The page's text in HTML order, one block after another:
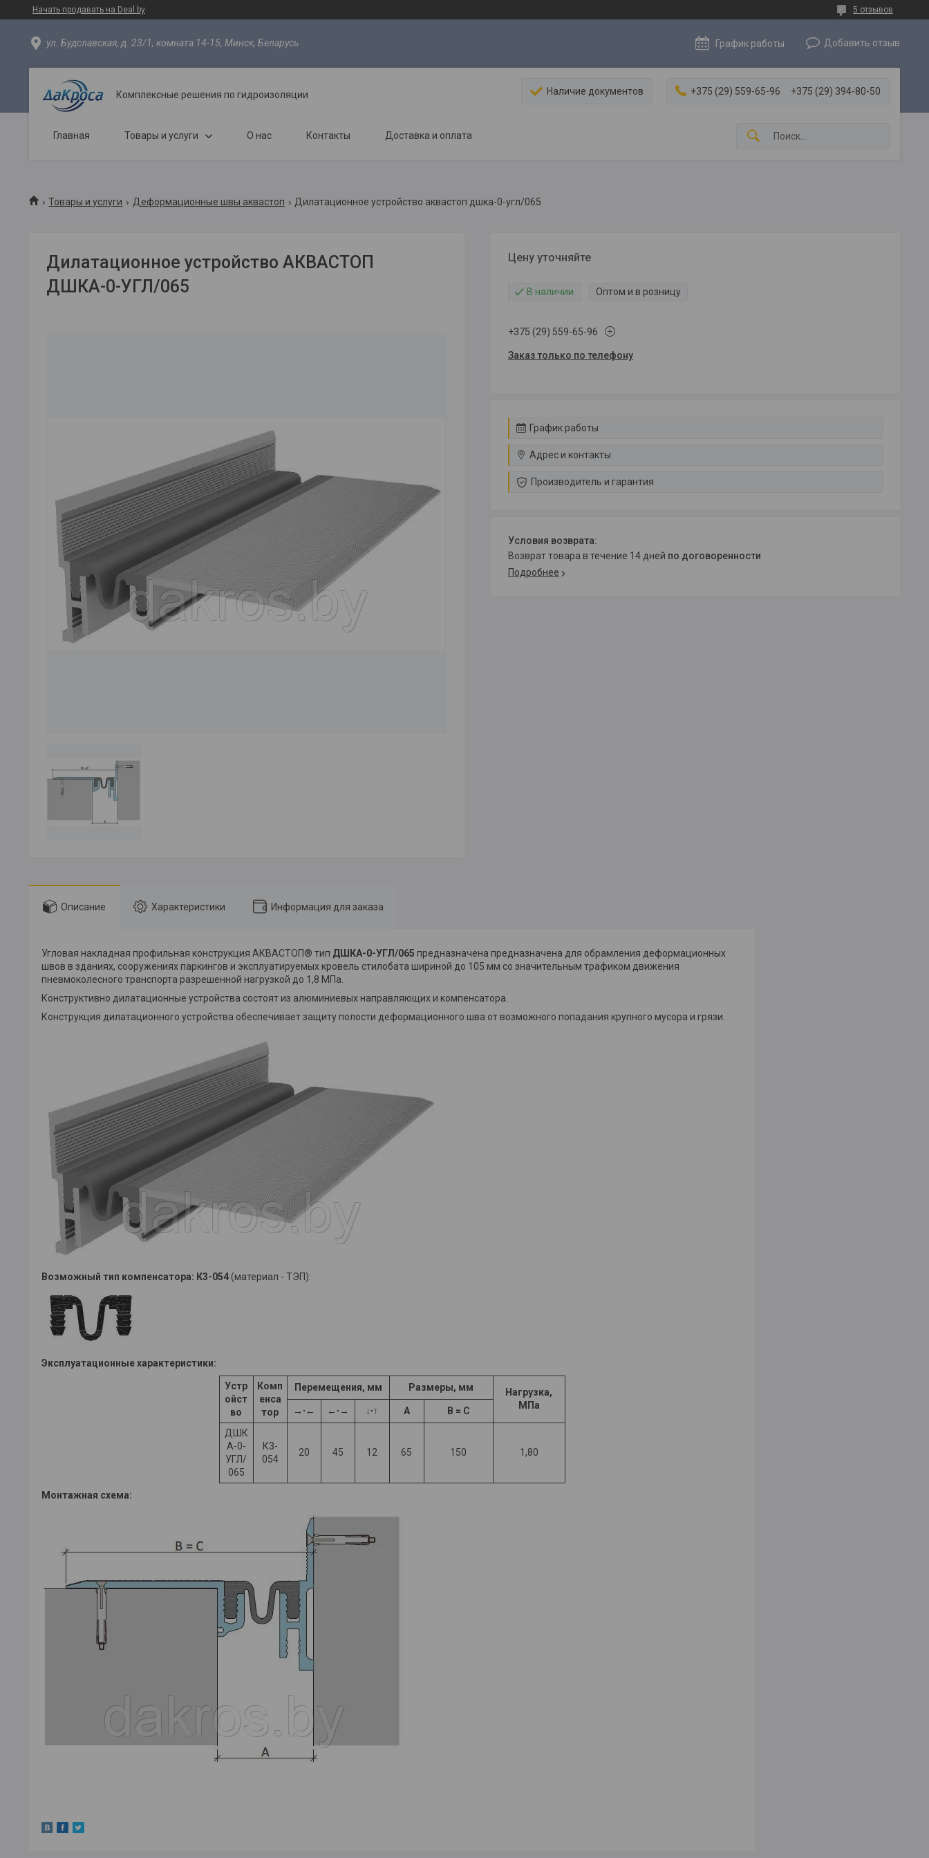
Начать продавать на Deal.by 5 отзывов
ул. Будславская, д. 23/1, комната 14-15, Минск, Беларусь График работы Добавить отзыв
Комплексные решения по гидроизоляции Наличие документов +375 (29) 559-65-96 +375 (29) 394-80-50
Главная Товары и услуги О нас Контакты Доставка и оплата
Товары и услуги Деформационные швы аквастоп Дилатационное устройство аквастоп дшка-0-угл/065
Дилатационное устройство АКВАСТОП
ДШКА-0-УГЛ/065
Цену уточняйте
В наличии Оптом и в розницу
+375 (29) 559-65-96
Заказ только по телефону
График работы
Адрес и контакты
Производитель и гарантия
возврат товара в течение 14 дней по договоренности
Подробнее
Описание Характеристики Информация для заказа
Угловая накладная профильная конструкция АКВАСТОП® тип ДШКА-0-УГЛ/065 предназначена предназначена для обрамления деформационных
швов в зданиях, сооружениях паркингов и эксплуатируемых кровель стилобата шириной до 105 мм со значительным трафиком движения
пневмоколесного транспорта разрешенной нагрузкой до 1,8 МПа.
Конструктивно дилатационные устройства состоят из алюминиевых направляющих и компенсатора.
Конструкция дилатационного устройства обеспечивает защиту полости деформационного шва от возможного попадания крупного мусора и грязи.
Возможный тип компенсатора: К3-054 (материал - ТЭП):
Эксплуатационные характеристики:
Устр
ойст
во
Комп
енса
тор
Перемещения, мм Размеры, мм
Нагрузка,
МПа
→∙← ←∙→ ↓∙↑ A B = C
ДШК
А-0-
УГЛ/
065
К3-
054
20 45 12 65 150 1,80
Монтажная схема: